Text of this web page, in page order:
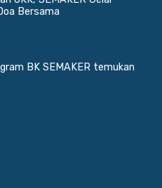
Bersama
BK SEMAKER temukan